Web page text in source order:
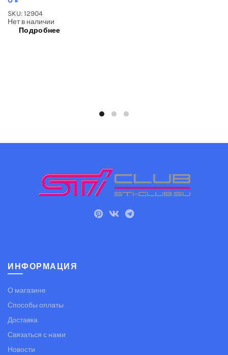
SKU: 12904
Нет в наличии
Подробнее
ИНФОРМАЦИЯ
О магазине
Способы оплаты
Доставка
Связаться с нами
Новости